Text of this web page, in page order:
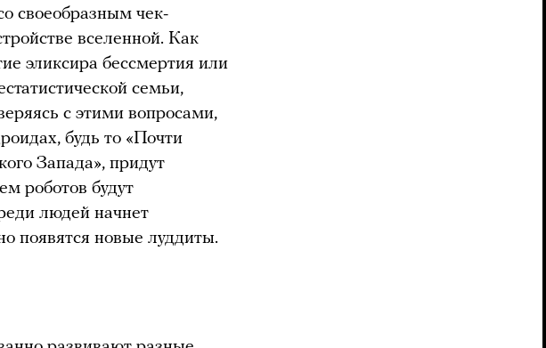
своеобразным чек-
вселенной. Как
эликсира бессмертия или
семьи,
с этими вопросами,
будь то «Почти
Запада», придут
роботов будут
людей начнет
появятся новые луддиты.